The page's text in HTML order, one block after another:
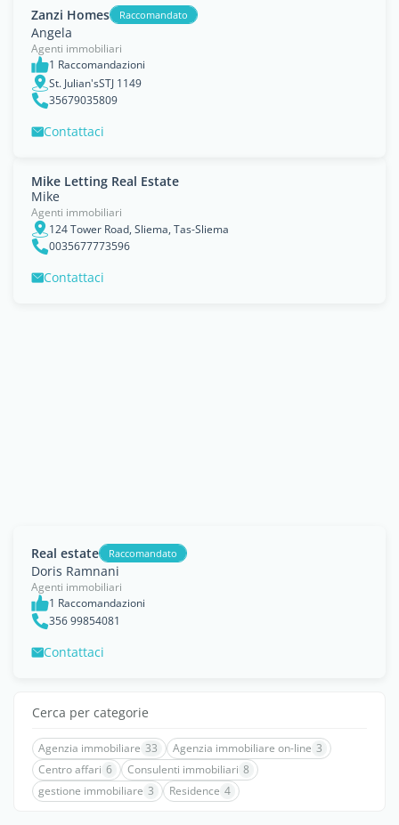
Zanzi Homes Raccomandato
Angela
Agenti immobiliari
1 Raccomandazioni
St. Julian'sSTJ 1149
35679035809
Contattaci
Mike Letting Real Estate
Mike
Agenti immobiliari
124 Tower Road, Sliema, Tas-Sliema
0035677773596
Contattaci
Real estate Raccomandato
Doris Ramnani
Agenti immobiliari
1 Raccomandazioni
356 99854081
Contattaci
Cerca per categorie
Agenzia immobiliare 33 Agenzia immobiliare on-line 3
Centro affari 6 Consulenti immobiliari 8
gestione immobiliare 3 Residence 4